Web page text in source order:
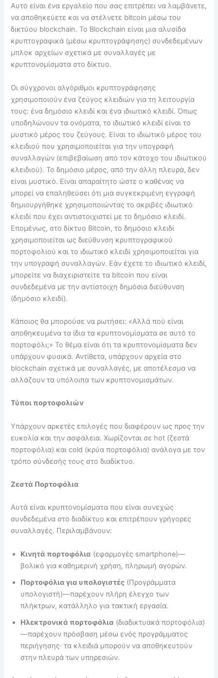
Αυτό είναι ένα εργαλείο που σας επιτρέπει να λαμβάνετε,
να αποθηκεύετε και να στέλνετε bitcoin μέσω του
δικτύου blockchain. Το Blockchain είναι μια αλυσίδα
κρυπτογραφικά (μέσω κρυπτογράφησης) συνδεδεμένων
μπλοκ αρχείων σχετικά με συναλλαγές με
κρυπτονομίσματα στο δίκτυο.
Οι σύγχρονοι αλγόριθμοι κρυπτογράφησης
χρησιμοποιούν ένα ζεύγος κλειδιών για τη λειτουργία
τους: ένα δημόσιο κλειδί και ένα ιδιωτικό κλειδί. Όπως
υποδηλώνουν τα ονόματα, το ιδιωτικό κλειδί είναι το
μυστικό μέρος του ζεύγους. Είναι το ιδιωτικό μέρος του
κλειδιού που χρησιμοποιείται για την υπογραφή
συναλλαγών (επιβεβαίωση από τον κάτοχο του ιδιωτικού
κλειδιού). Το δημόσιο μέρος, από την άλλη πλευρά, δεν
είναι μυστικό. Είναι απαραίτητο ώστε ο καθένας να
μπορεί να επαληθεύσει ότι μια συγκεκριμένη εγγραφή
δημιουργήθηκε χρησιμοποιώντας το ακριβές ιδιωτικό
κλειδί που έχει αντιστοιχιστεί με το δημόσιο κλειδί.
Επομένως, στο δίκτυο Bitcoin, το δημόσιο κλειδί
χρησιμοποιείται ως διεύθυνση κρυπτογραφικού
πορτοφολιού και το ιδιωτικό κλειδί χρησιμοποιείται για
την υπογραφή συναλλαγών. Εάν έχετε το ιδιωτικό κλειδί,
μπορείτε να διαχειριστείτε τα bitcoin που είναι
συνδεδεμένα με την αντίστοιχη δημόσια διεύθυνση
(δημόσιο κλειδί).
Κάποιος θα μπορούσε να ρωτήσει: «Αλλά πού είναι
αποθηκευμένα τα ίδια τα κρυπτονομίσματα σε αυτό το
πορτοφόλι;» Το θέμα είναι ότι τα κρυπτονομίσματα δεν
υπάρχουν φυσικά. Αντίθετα, υπάρχουν αρχεία στο
blockchain σχετικά με συναλλαγές, με αποτέλεσμα να
αλλάζουν τα υπόλοιπα των κρυπτονομισμάτων.
Τύποι πορτοφολιών
Υπάρχουν αρκετές επιλογές που διαφέρουν ως προς την
ευκολία και την ασφάλεια. Χωρίζονται σε hot (ζεστά
πορτοφόλια) και cold (κρύα πορτοφόλια) ανάλογα με τον
τρόπο σύνδεσής τους στο διαδίκτυο.
Ζεστά Πορτοφόλια
Αυτά είναι κρυπτονομίσματα που είναι συνεχώς
συνδεδεμένα στο διαδίκτυο και επιτρέπουν γρήγορες
συναλλαγές. Περιλαμβάνουν:
Κινητά πορτοφόλια (εφαρμογές smartphone)—
βολικό για καθημερινή χρήση, πληρωμή αγορών.
Πορτοφόλια για υπολογιστές (Προγράμματα
υπολογιστή)—παρέχουν πλήρη έλεγχο των
πλήκτρων, κατάλληλο για τακτική εργασία.
Ηλεκτρονικά πορτοφόλια (διαδικτυακά πορτοφόλια)
—παρέχουν πρόσβαση μέσω ενός προγράμματος
περιήγησης· τα κλειδιά μπορούν να αποθηκευτούν
στην πλευρά των υπηρεσιών.